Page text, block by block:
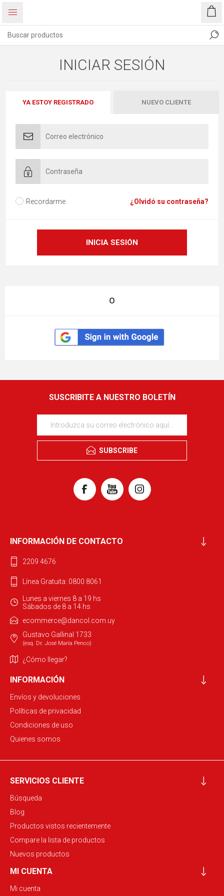
INICIAR SESIÓN
YA ESTOY REGISTRADO NUEVO CLIENTE
Recordarme ¿Olvidó su contraseña?
O
SUSCRIBITE A NUESTRO BOLETÍN
SUBSCRIBE
INFORMACIÓN DE CONTACTO
2209 4676
Línea Gratuita: 0800 8061
Lunes a viernes 8 a 19 hs
Sábados de 8 a 14 hs
ecommerce@dancol.com.uy
Gustavo Gallinal 1733
(esq. Dr. José María Penco)
¿Cómo llegar?
INFORMACIÓN
Envíos y devoluciones
Políticas de privacidad
Condiciones de uso
Quienes somos
SERVICIOS CLIENTE
Búsqueda
Blog
Productos vistos recientemente
Compare la lista de productos
Nuevos productos
MI CUENTA
Mi cuenta